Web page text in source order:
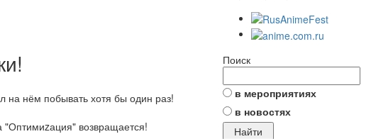
на нём побывать хотя бы один раз!
"Оптимиzация" возвращается!
Поиск
в мероприятиях
в новостях